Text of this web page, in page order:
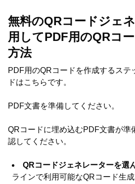
無料のQRコードジェ
用してPDF用のQRコ
方法
PDF用のQRコードを作成するステ
ドはこちらです。
PDF文書を準備してください。
QRコードに埋め込むPDF文書が準
認してください。
QRコードジェネレーターを選
ラインで利用可能なQRコード生